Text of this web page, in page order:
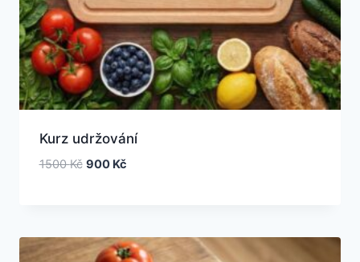
Kurz udržování
1500Kč 900 Kč